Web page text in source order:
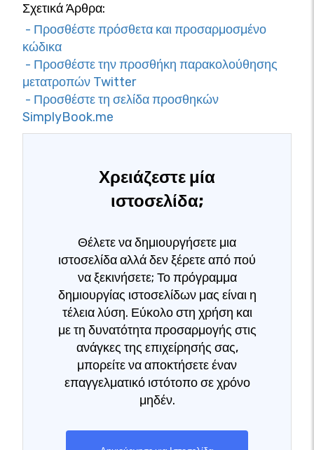
Σχετικά Άρθρα:
- Προσθέστε πρόσθετα και προσαρμοσμένο
κώδικα
- Προσθέστε την προσθήκη παρακολούθησης
μετατροπών Twitter
- Προσθέστε τη σελίδα προσθηκών
SimplyBook.me
Χρειάζεστε μία
ιστοσελίδα;
Θέλετε να δημιουργήσετε μια
ιστοσελίδα αλλά δεν ξέρετε από πού
να ξεκινήσετε; Το πρόγραμμα
δημιουργίας ιστοσελίδων μας είναι η
τέλεια λύση. Εύκολο στη χρήση και
με τη δυνατότητα προσαρμογής στις
ανάγκες της επιχείρησής σας,
μπορείτε να αποκτήσετε έναν
επαγγελματικό ιστότοπο σε χρόνο
μηδέν.